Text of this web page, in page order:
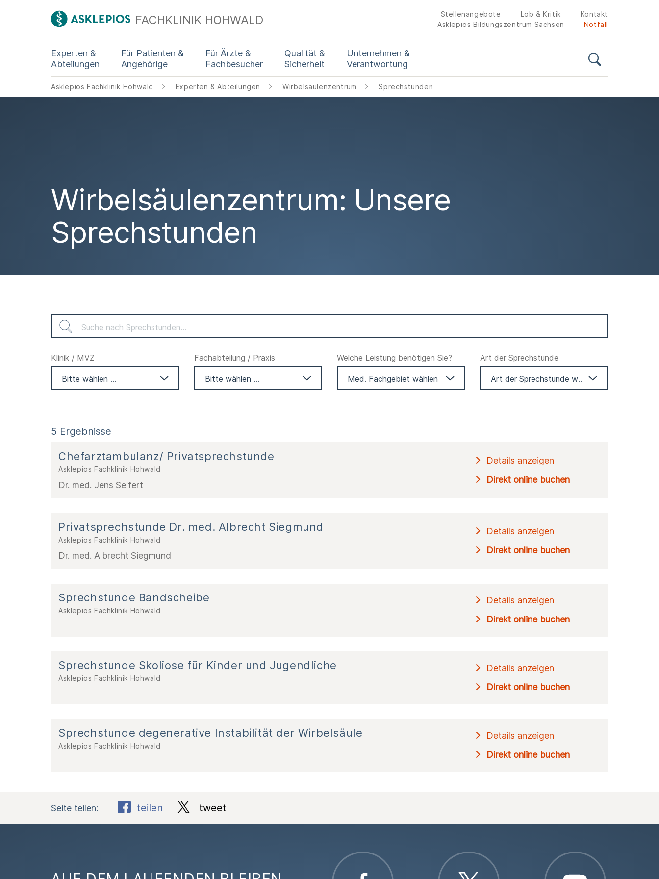
FACHKLINIK HOHWALD Stellenangebote Lob & Kritik
Kontakt
Asklepios Bildungszentrum Sachsen
Notfall
Experten &
Abteilungen
Für Patienten &
Angehörige
Für Ärzte &
Fachbesucher
Qualität &
Sicherheit
Unternehmen &
Verantwortung
Asklepios Fachklinik Hohwald Experten & Abteilungen Wirbelsäulenzentrum Sprechstunden
Wirbelsäulenzentrum: Unsere
Sprechstunden
Klinik / MVZ Fachabteilung / Praxis Welche Leistung benötigen Sie? Art der Sprechstunde
5 Ergebnisse
Chefarztambulanz/ Privatsprechstunde
Asklepios Fachklinik Hohwald
Dr. med. Jens Seifert
Details anzeigen
Direkt online buchen
Privatsprechstunde Dr. med. Albrecht Siegmund
Asklepios Fachklinik Hohwald
Dr. med. Albrecht Siegmund
Details anzeigen
Direkt online buchen
Sprechstunde Bandscheibe
Asklepios Fachklinik Hohwald
Details anzeigen
Direkt online buchen
Sprechstunde Skoliose für Kinder und Jugendliche
Asklepios Fachklinik Hohwald
Details anzeigen
Direkt online buchen
Sprechstunde degenerative Instabilität der Wirbelsäule
Asklepios Fachklinik Hohwald
Details anzeigen
Direkt online buchen
Seite teilen: teilen tweet